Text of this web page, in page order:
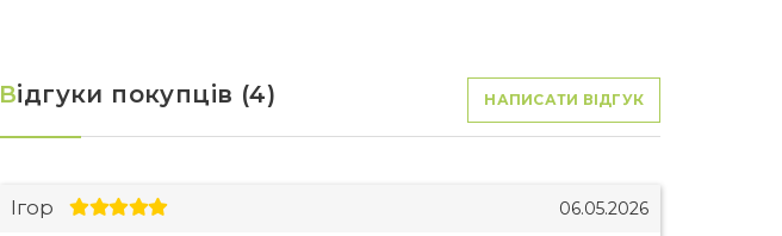
Відгуки покупців (4) НАПИСАТИ ВІДГУК
Ігор 06.05.2026